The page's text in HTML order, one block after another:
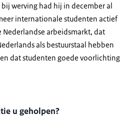
werving had hij in december al
internationale studenten actief
arbeidsmarkt, dat
als bestuurstaal hebben
dat studenten goede voorlichting
u geholpen?